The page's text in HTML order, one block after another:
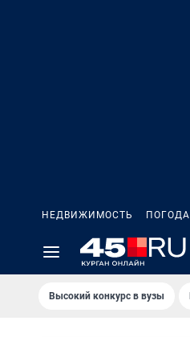
НЕДВИЖИМОСТЬ ПОГОДА
Высокий конкурс в вузы